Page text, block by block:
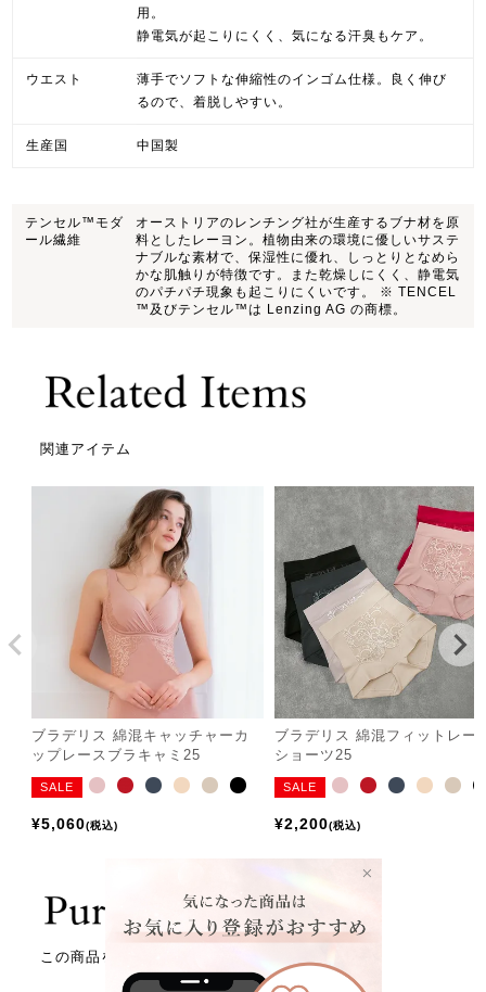
用。
静電気が起こりにくく、気になる汗臭もケア。
ウエスト
薄手でソフトな伸縮性のインゴム仕様。良く伸び
るので、着脱しやすい。
生産国 中国製
テンセル™モダ
ール繊維
オーストリアのレンチング社が生産するブナ材を原
料としたレーヨン。植物由来の環境に優しいサステ
ナブルな素材で、保湿性に優れ、しっとりとなめら
かな肌触りが特徴です。また乾燥しにくく、静電気
のパチパチ現象も起こりにくいです。 ※ TENCEL
™及びテンセル™は Lenzing AG の商標。
関連アイテム
ブラデリス 綿混キャッチャーカ
ップレースブラキャミ25
SALE
¥5,060 税込
ブラデリス 綿混フィットレー
ショーツ25
SALE
¥2,200 税込
この商品を買った方はこの商品も買っています